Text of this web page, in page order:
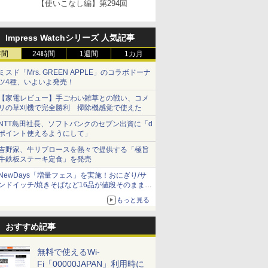
【使いこなし編】第294回
Impress Watchシリーズ 人気記事
24時間 1週間 1カ月
スド「Mrs. GREEN APPLE」のコラボドーナ
4種、いよいよ発売！
家電レビュー】手ごわい雑草との戦い、コメ
の草刈機で完全勝利 掃除機感覚で使えた
島田社長、ソフトバンクのセブン出資に「d
イント使えるようにして」
野家、牛リブロースを熱々で提供する「極旨
鉄板ステーキ定食」を発売
「増量フェス」を実施！おにぎり/サ
ドイッチ/焼きそばなど16品が値段そのままで
もっと見る
おすすめ記事
無料で使えるWi-
Fi「00000JAPAN」利用時に